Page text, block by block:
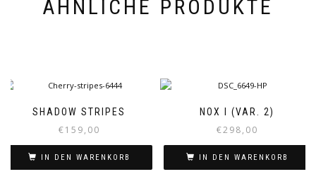
ÄHNLICHE PRODUKTE
SHADOW STRIPES
€159,00
IN DEN WARENKORB
NOX I (VAR. 2)
€298,00
IN DEN WARENKORB